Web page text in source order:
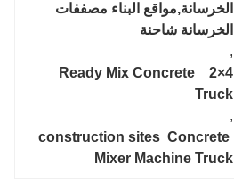
الخرسانة,مواقع البناء مصففات
الخرسانة شاحنة
,
4×2   Ready Mix Concrete
Truck
,
construction sites  Concrete
Mixer Machine Truck